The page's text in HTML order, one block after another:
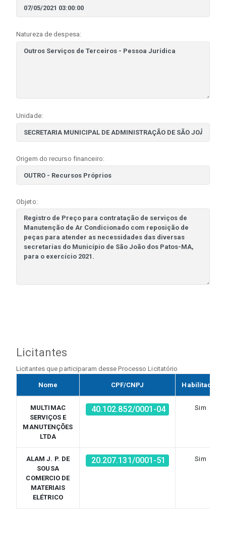
Natureza de despesa:
Unidade:
Origem do recurso financeiro:
Objeto:
Licitantes
Licitantes que participaram desse Processo Licitatório
Nome CPF/CNPJ Habilitado?
MULTIMAC
SERVIÇOS E
MANUTENÇÕES
LTDA
40.102.852/0001-04 Sim
ALAM J. P. DE
SOUSA
COMERCIO DE
MATERIAIS
ELÉTRICO
20.207.131/0001-51 Sim